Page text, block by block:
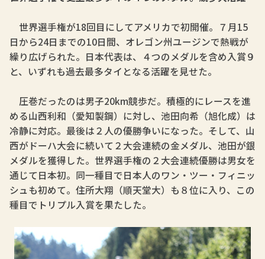
世界選手権が18回目にしてアメリカで初開催。７月15
日から24日までの10日間、オレゴン州ユージンで熱戦が
繰り広げられた。日本代表は、４つのメダルを含め入賞９
と、いずれも過去最多タイとなる活躍を見せた。
圧巻だったのは男子20km競歩だ。積極的にレースを進
める山西利和（愛知製鋼）に対し、池田向希（旭化成）は
冷静に対応。最後は２人の優勝争いになった。そして、山
西がドーハ大会に続いて２大会連続の金メダル、池田が銀
メダルを獲得した。世界選手権の２大会連続優勝は男女を
通じて日本初。同一種目で日本人のワン・ツー・フィニッ
シュも初めて。住所大翔（順天堂大）も８位に入り、この
種目でトリプル入賞を果たした。